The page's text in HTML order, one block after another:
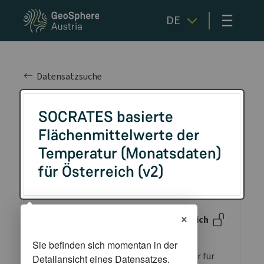
DE ≡
Datensatzsuche
SOCRATES basierte
Flächenmittelwerte der
Temperatur (Monatsdaten)
für Österreich (v2)
Öffentlich
Der Datensatz enthält monatliche
Flächenmittelwerte der Lufttemperatur für
×